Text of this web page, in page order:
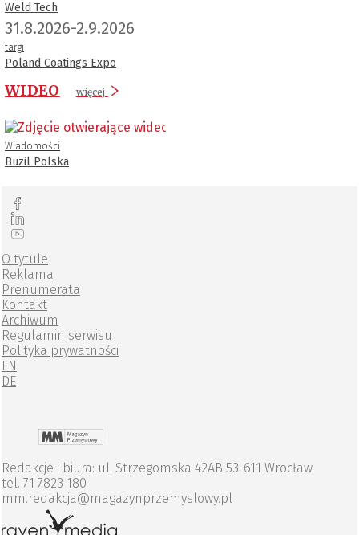
Weld Tech
31.8.2026-2.9.2026
targi
Poland Coatings Expo
WIDEO więcej
Wiadomości
Buzil Polska
O tytule
Reklama
Prenumerata
Kontakt
Archiwum
Regulamin serwisu
Polityka prywatności
EN
DE
Redakcje i biura: ul. Strzegomska 42AB 53-611 Wrocław
tel. 71 7823 180
mm.redakcja@magazynprzemyslowy.pl